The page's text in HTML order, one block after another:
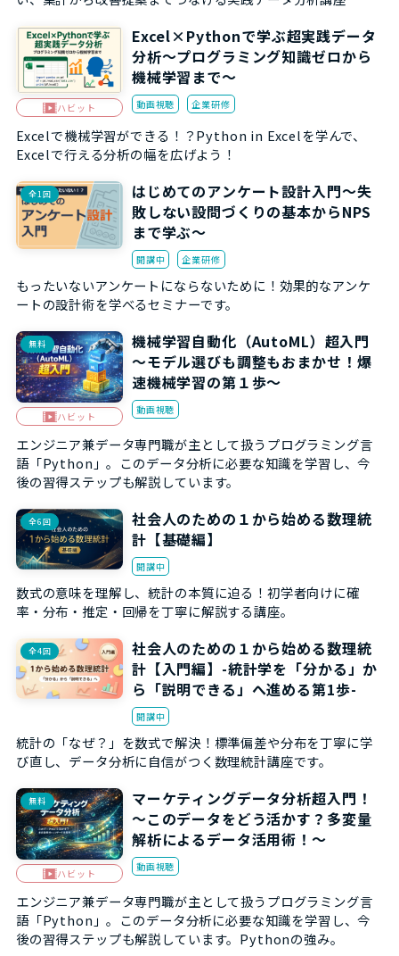
ハビット
Excel×Pythonで学ぶ超実践データ
分析～プログラミング知識ゼロから
機械学習まで～
動画視聴 企業研修
Excelで機械学習ができる！？Python in Excelを学んで、
Excelで行える分析の幅を広げよう！
全1回
はじめてのアンケート設計入門～失
敗しない設問づくりの基本からNPS
まで学ぶ～
開講中 企業研修
もったいないアンケートにならないために！効果的なアンケ
ートの設計術を学べるセミナーです。
無料
ハビット
機械学習自動化（AutoML）超入門
～モデル選びも調整もおまかせ！爆
速機械学習の第１歩～
動画視聴
エンジニア兼データ専門職が主として扱うプログラミング言
語「Python」。このデータ分析に必要な知識を学習し、今
後の習得ステップも解説しています。
全6回
社会人のための１から始める数理統
計【基礎編】
開講中
数式の意味を理解し、統計の本質に迫る！初学者向けに確
率・分布・推定・回帰を丁寧に解説する講座。
全4回
社会人のための１から始める数理統
計【入門編】-統計学を「分かる」か
ら「説明できる」へ進める第1歩-
開講中
統計の「なぜ？」を数式で解決！標準偏差や分布を丁寧に学
び直し、データ分析に自信がつく数理統計講座です。
無料
ハビット
マーケティングデータ分析超入門！
～このデータをどう活かす？多変量
解析によるデータ活用術！～
動画視聴
エンジニア兼データ専門職が主として扱うプログラミング言
語「Python」。このデータ分析に必要な知識を学習し、今
後の習得ステップも解説しています。Pythonの強み。